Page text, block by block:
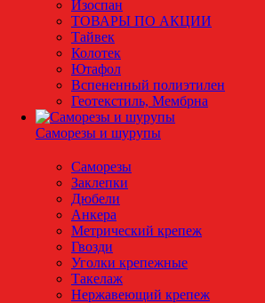
Изоспан
ТОВАРЫ ПО АКЦИИ
Тайвек
Колотек
Ютафол
Вспененный полиэтилен
Геотекстиль, Мембрна
Саморезы и шурупы
Саморезы
Заклепки
Дюбели
Анкера
Метрический крепеж
Гвозди
Уголки крепежные
Такелаж
Нержавеющий крепеж